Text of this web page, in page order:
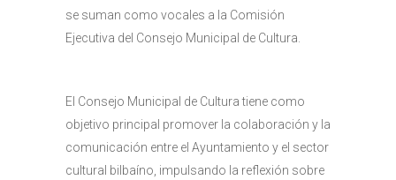
se suman como vocales a la Comisión
Ejecutiva del Consejo Municipal de Cultura.
El Consejo Municipal de Cultura tiene como
objetivo principal promover la colaboración y la
comunicación entre el Ayuntamiento y el sector
cultural bilbaíno, impulsando la reflexión sobre